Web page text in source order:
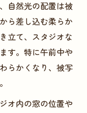
自然光テクニ
間帯の選び方
に与える影響
撮影を成功さ
自然光の配置は被
ら差し込む柔らか
立て、スタジオな
す。特に午前中や
らかくなり、被写
オ内の窓の位置や